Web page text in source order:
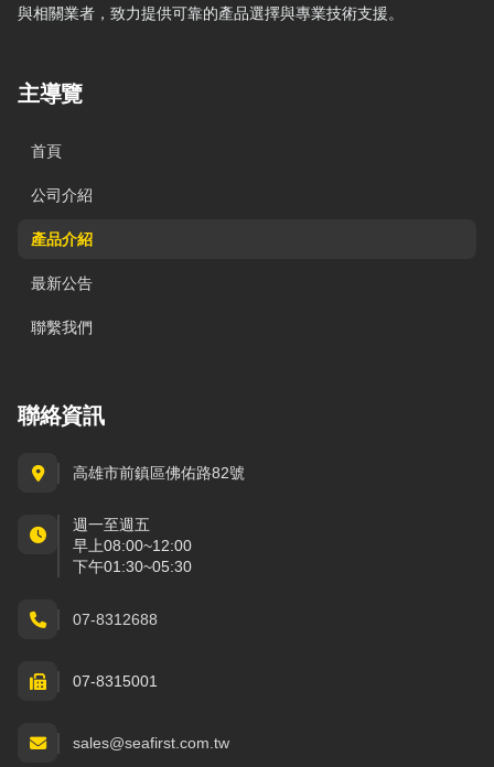
與相關業者，致力提供可靠的產品選擇與專業技術支援。
主導覽
首頁
公司介紹
產品介紹
最新公告
聯繫我們
聯絡資訊
高雄市前鎮區佛佑路82號
週一至週五
早上08:00~12:00
下午01:30~05:30
07-8312688
07-8315001
sales@seafirst.com.tw